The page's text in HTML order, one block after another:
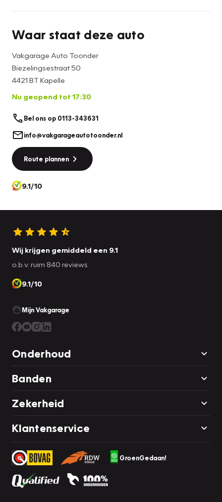
Waar staat deze auto
Vakgarage Auto Toonder
Biezelingsestraat 50
4421 BT Kapelle
Nu geopend tot 17:30
Bel ons op 0113-343631
info@vakgarageautotoonder.nl
Route plannen
9.1/10
Wij krijgen gemiddeld een 9.1
o.b.v. ruim 840 reviews
9.1/10
Mijn Vakgarage
Onderhoud
Banden
Zekerheid
Klantenservice
GroenGedaan!